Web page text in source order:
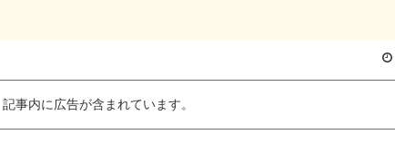
記事内に広告が含まれています。